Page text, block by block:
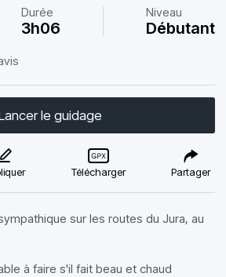
Durée
3h06
Niveau
Débutant
le guidage
Télécharger Partager
sur les routes du Jura, au
à faire s'il fait beau et chaud